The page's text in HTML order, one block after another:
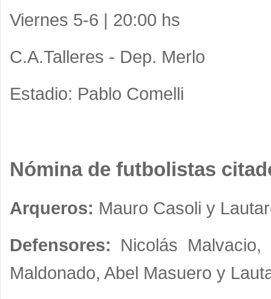
Viernes 5-6 | 20:00 hs
C.A.Talleres - Dep. Merlo
Estadio: Pablo Comelli
Nómina de futbolistas
Arqueros: Mauro Casoli y
Defensores: Nicolás
Maldonado, Abel Masuero y